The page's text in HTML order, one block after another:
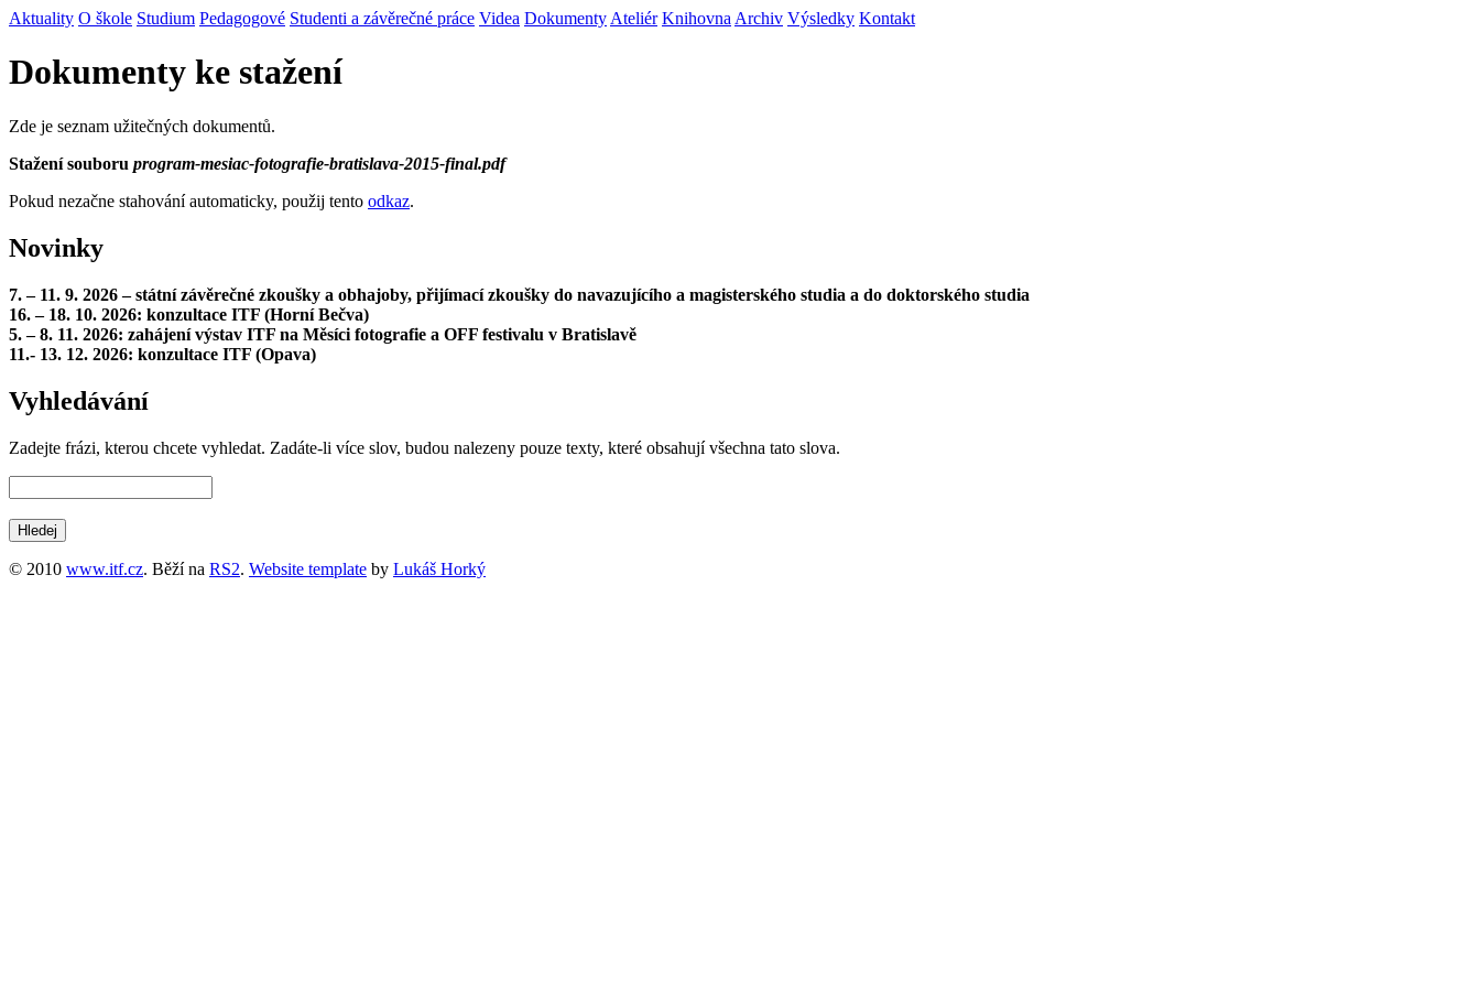
Aktuality O škole Studium Pedagogové Studenti a závěrečné práce Videa Dokumenty Ateliér Knihovna Archiv Výsledky Kontakt
Dokumenty ke stažení
Zde je seznam užitečných dokumentů.
Stažení souboru program-mesiac-fotografie-bratislava-2015-final.pdf
Pokud nezačne stahování automaticky, použij tento odkaz.
Novinky
7. – 11. 9. 2026 – státní závěrečné zkoušky a obhajoby, přijímací zkoušky do navazujícího a magisterského studia a do doktorského studia
16. – 18. 10. 2026: konzultace ITF (Horní Bečva)
5. – 8. 11. 2026: zahájení výstav ITF na Měsíci fotografie a OFF festivalu v Bratislavě
11.- 13. 12. 2026: konzultace ITF (Opava)
Vyhledávání
Zadejte frázi, kterou chcete vyhledat. Zadáte-li více slov, budou nalezeny pouze texty, které obsahují všechna tato slova.
© 2010 www.itf.cz. Běží na RS2. Website template by Lukáš Horký